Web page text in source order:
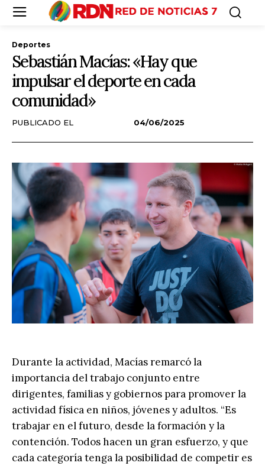
Deportes
Sebastián Macías: «Hay que
impulsar el deporte en cada
comunidad»
PUBLICADO EL 04/06/2025
Durante la actividad, Macías remarcó la
importancia del trabajo conjunto entre
dirigentes, familias y gobiernos para promover la
actividad física en niños, jóvenes y adultos. “Es
trabajar en el futuro, desde la formación y la
contención. Todos hacen un gran esfuerzo, y que
cada categoría tenga la posibilidad de competir es